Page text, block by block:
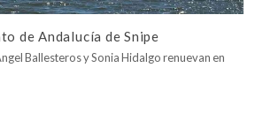
de Andalucía de Snipe
Ballesteros y Sonia Hidalgo renuevan en